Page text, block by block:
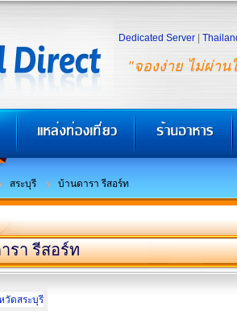
"จองง่าย ไม่ผ่าน
Dedicated Server
สระบุรี บ้านดารา รีสอร์ท
รา รีสอร์ท